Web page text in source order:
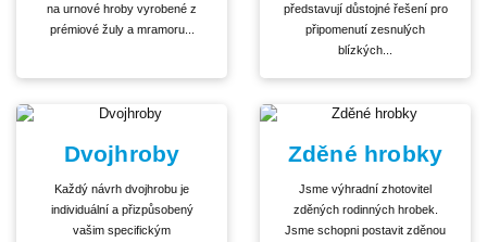
na urnové hroby vyrobené z
prémiové žuly a mramoru...
představují důstojné řešení pro
připomenutí zesnulých
blízkých...
Dvojhroby
Každý návrh dvojhrobu je
individuální a přizpůsobený
vašim specifickým
Zděné hrobky
Jsme výhradní zhotovitel
zděných rodinných hrobek.
Jsme schopni postavit zděnou